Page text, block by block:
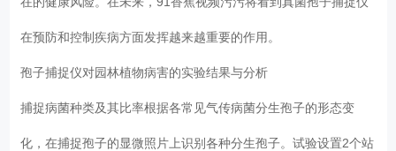
在预防和控制疾病方面发挥越来越重要的作用。
孢子捕捉仪对园林植物病害的实验结果与分析
捕捉病菌种类及其比率根据各常见气传病菌分生孢子的形态变
化，在捕捉孢子的显微照片上识别各种分生孢子。试验设置2个站